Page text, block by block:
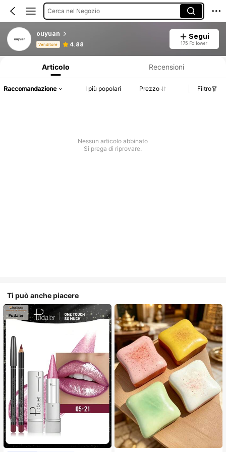
Cerca nel Negozio
ouyuan
Venditore 4.88
Segui
175 Follower
Articolo Recensioni
Raccomandazione I più popolari Prezzo Filtro
Nessun articolo abbinato
Si prega di riprovare.
Ti può anche piacere